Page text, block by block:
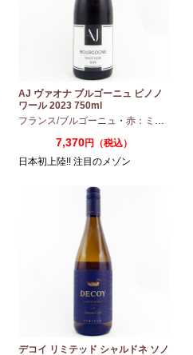
・ピノノワール
AJ ヴァオナ ブルゴーニュ ピノノ
ワール 2023 750ml
フランス/ブルゴーニュ ・ 赤：ミディアムボディ
7,370円（税込）
日本初上陸!! 注目のメゾン
デコイ リミテッド シャルドネ ソノ